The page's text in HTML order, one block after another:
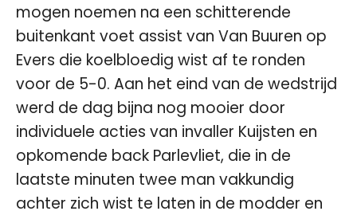
mogen noemen na een schitterende
buitenkant voet assist van Van Buuren op
Evers die koelbloedig wist af te ronden
voor de 5-0. Aan het eind van de wedstrijd
werd de dag bijna nog mooier door
individuele acties van invaller Kuijsten en
opkomende back Parlevliet, die in de
laatste minuten twee man vakkundig
achter zich wist te laten in de modder en